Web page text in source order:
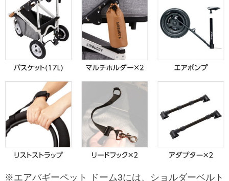
※エアバギーペット ドーム3には、ショルダーベルト